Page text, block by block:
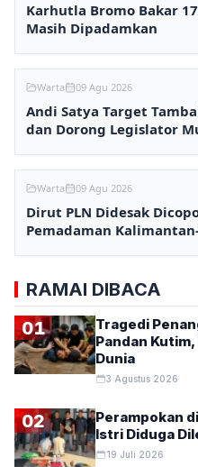
Karhutla Bromo Bakar
Masih Dipadamkan
Warta 09 Agu 2026
Andi Satya Target
dan Dorong Legislator
Warta 09 Agu 2026
Dirut PLN Didesak
Pemadaman
RAMAI DIBACA
01
Tragedi
Pandan
Dunia
3 Agustus 2026
02
Perampokan
Istri Diduga
19 Juli 2026